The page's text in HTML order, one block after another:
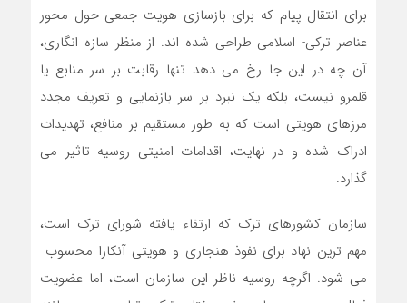
برای انتقال پیام که برای بازسازی هویت جمعی حول محور
عناصر ترکی- اسلامی طراحی شده اند. از منظر سازه انگاری،
آن چه در این جا رخ می دهد تنها رقابت بر سر منابع یا
قلمرو نیست، بلکه یک نبرد بر سر بازنمایی و تعریف مجدد
مرزهای هویتی است که به طور مستقیم بر منافع، تهدیدات
ادراک شده و در نهایت، اقدامات امنیتی روسیه تاثیر می
گذارد.
سازمان کشورهای ترک که ارتقاء یافته شورای ترک است،
مهم ترین نهاد برای نفوذ هنجاری و هویتی آنکارا محسوب
می شود. اگرچه روسیه ناظر این سازمان است، اما عضویت